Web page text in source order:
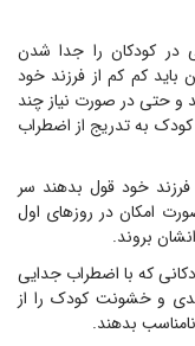
در کودکان را جدا شدن
باید کم کم از فرزند خود
و حتی در صورت نیاز چند
به تدریج از اضطراب
فرزند خود قول بدهند سر
امکان در روزهای اول
بروند.
که با اضطراب جدایی
و خشونت کودک را از
بدهند.